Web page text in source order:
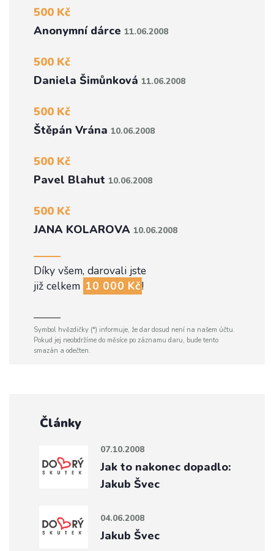
500 Kč
Anonymní dárce 11.06.2008
500 Kč
Daniela Šimůnková 11.06.2008
500 Kč
Štěpán Vrána 10.06.2008
500 Kč
Pavel Blahut 10.06.2008
500 Kč
JANA KOLAROVA 10.06.2008
Díky všem, darovali jste
již celkem 10 000 Kč!
Symbol hvězdičky (*) informuje, že dar dosud není na našem účtu.
Pokud jej neobdržíme do měsíce po záznamu daru, bude tento
smazán a odečten.
Články
07.10.2008
Jak to nakonec dopadlo:
Jakub Švec
04.06.2008
Jakub Švec